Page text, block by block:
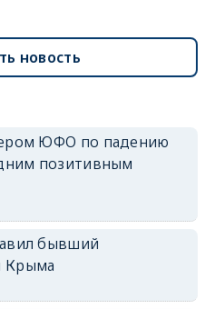
новость
ЮФО по падению
позитивным
бывший
Крыма